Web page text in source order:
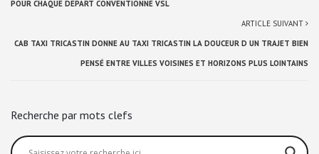
POUR CHAQUE DÉPART CONVENTIONNÉ VSL
ARTICLE SUIVANT
CAB TAXI TRICASTIN DONNE AU TAXI TRICASTIN LA DOUCEUR D UN TRAJET BIEN
PENSÉ ENTRE VILLES VOISINES ET HORIZONS PLUS LOINTAINS
Recherche par mots clefs